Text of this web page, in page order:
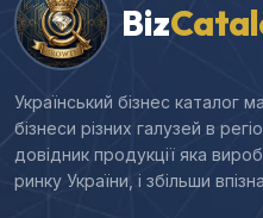
Biz
Український бізнес каталог
бізнеси різних галузей в
довідник продукції яка
ринку України, і збільши